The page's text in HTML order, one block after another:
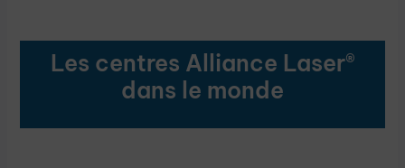
Les centres Alliance Laser®
dans le monde